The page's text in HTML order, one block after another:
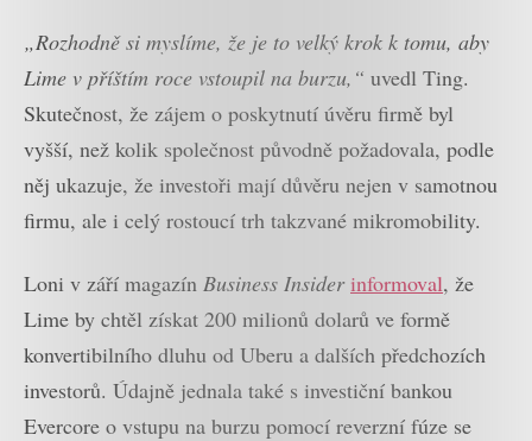
„Rozhodně si myslíme, že je to velký krok k tomu, aby
Lime v příštím roce vstoupil na burzu,“ uvedl Ting.
Skutečnost, že zájem o poskytnutí úvěru firmě byl
vyšší, než kolik společnost původně požadovala, podle
něj ukazuje, že investoři mají důvěru nejen v samotnou
firmu, ale i celý rostoucí trh takzvané mikromobility.
Loni v září magazín Business Insider informoval, že
Lime by chtěl získat 200 milionů dolarů ve formě
konvertibilního dluhu od Uberu a dalších předchozích
investorů. Údajně jednala také s investiční bankou
Evercore o vstupu na burzu pomocí reverzní fúze se